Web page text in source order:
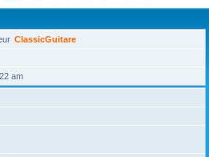
ClassicGuitare
am